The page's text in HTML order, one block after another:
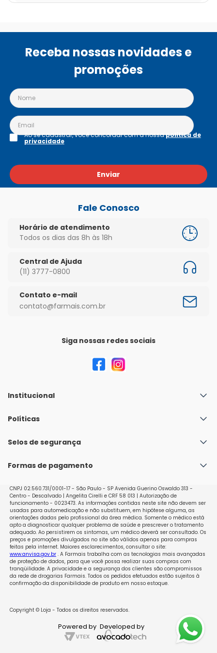
Receba nossas novidades e
promoções
Enviar
Ao se cadastrar, você concordar com a nossapolítica de
privacidade
Fale Conosco
Horário de atendimento
Todos os dias das 8h às 18h
Central de Ajuda
(11) 3777-0800
Contato e-mail
contato@farmais.com.br
Siga nossas redes sociais
Institucional
Quem Somos
Nossas lojas
Políticas
Política de Envio
Políticas de Trocas e Devoluções
Selos de segurança
Formas de pagamento
CNPJ 02.560.731/0001-17 - São Paulo - SP Avenida Guerino Oswaldo 313 -
Centro - Descalvado | Angelita Cirelli e CRF 58 013 | Autorização de
funcionamento - 0023473. As informações contidas neste site não devem ser
usadas para automedicação e não substituem, em hipótese alguma, as
orientações dadas pelo profissional da área médica. Somente o médico está
apto a diagnosticar qualquer problema de saúde e prescrever o tratamento
adequado. Ao persistirem os sintomas, um médico deverá ser consultado. Os
preços e promoções divulgados no site são válidos apenas para compras
feitas pela internet. Maiores esclarecimentos, consultar o site:
www.anvisa.gov.br. A Farmais trabalha com as tecnologias mais avançadas
de proteção de dados, para que você possa realizar suas compras com
tranqüilidade. A privacidade e a segurança dos clientes são compromissos
da rede de drogarias Farmais. Todos os pedidos efetuados estão sujeitos à
confirmação da disponibilidade de produto em nosso estoque.
Copyright © Loja - Todos os direitos reservados.
Powered by Developed by